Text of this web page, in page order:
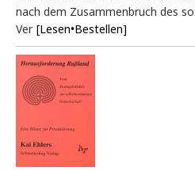
nach dem Zusammenbruch des
Ver [Lesen•Bestellen]